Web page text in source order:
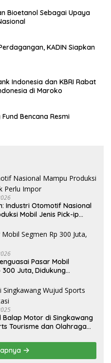
Bioetanol Sebagai Upaya
KADIN Siapkan
Indonesia dan KBRI Rabat
di Maroko
Bencana Resmi
Industri Otomotif Nasional
Mobil Jenis Pick-ip
Pasar Mobil
300 Juta, Didukung
Balap Motor di Singkawang
Tourisme dan Olahraga